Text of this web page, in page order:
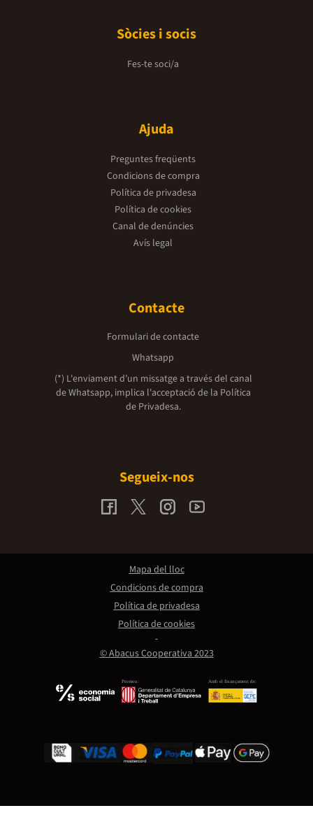
Sòcies i socis
Fes-te soci/a
Ajuda
Preguntes freqüents
Condicions de compra
Política de privadesa
Política de cookies
Canal de denúncies
Avís legal
Contacte
Formulari de contacte
Whatsapp
(*) L'enviament d’un missatge a través del canal
de Whatsapp, implica l'acceptació de la Política
de Privadesa.
Segueix-nos
Promou: Amb el finançament de:
© Abacus Cooperativa 2023
Mapa del lloc
Condicions de compra
Política de privadesa
Política de cookies